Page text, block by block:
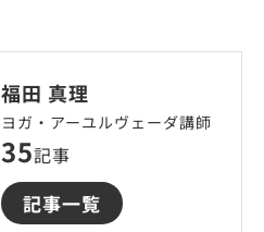
福田 真理
ヨガ・アーユルヴェーダ講師
35記事
記事一覧